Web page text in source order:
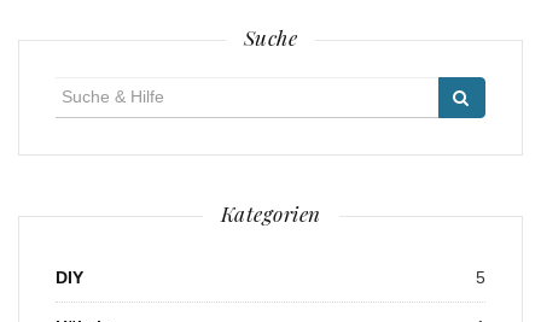
Suche
Kategorien
DIY 5